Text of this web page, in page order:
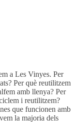
a Les Vinyes. Per
Per què reutilitzem
amb llenya? Per
i reutilitzem?
que funcionen amb
la majoria dels